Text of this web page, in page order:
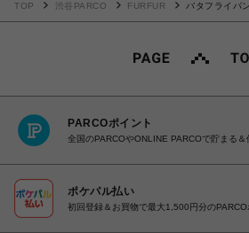
TOP 渋谷PARCO FURFUR バタフライパ
PARCOポイント
全国のPARCOやONLINE PARCOで貯まる＆
ポケパル払い
初回登録＆お買物で最大1,500円分のPARCO